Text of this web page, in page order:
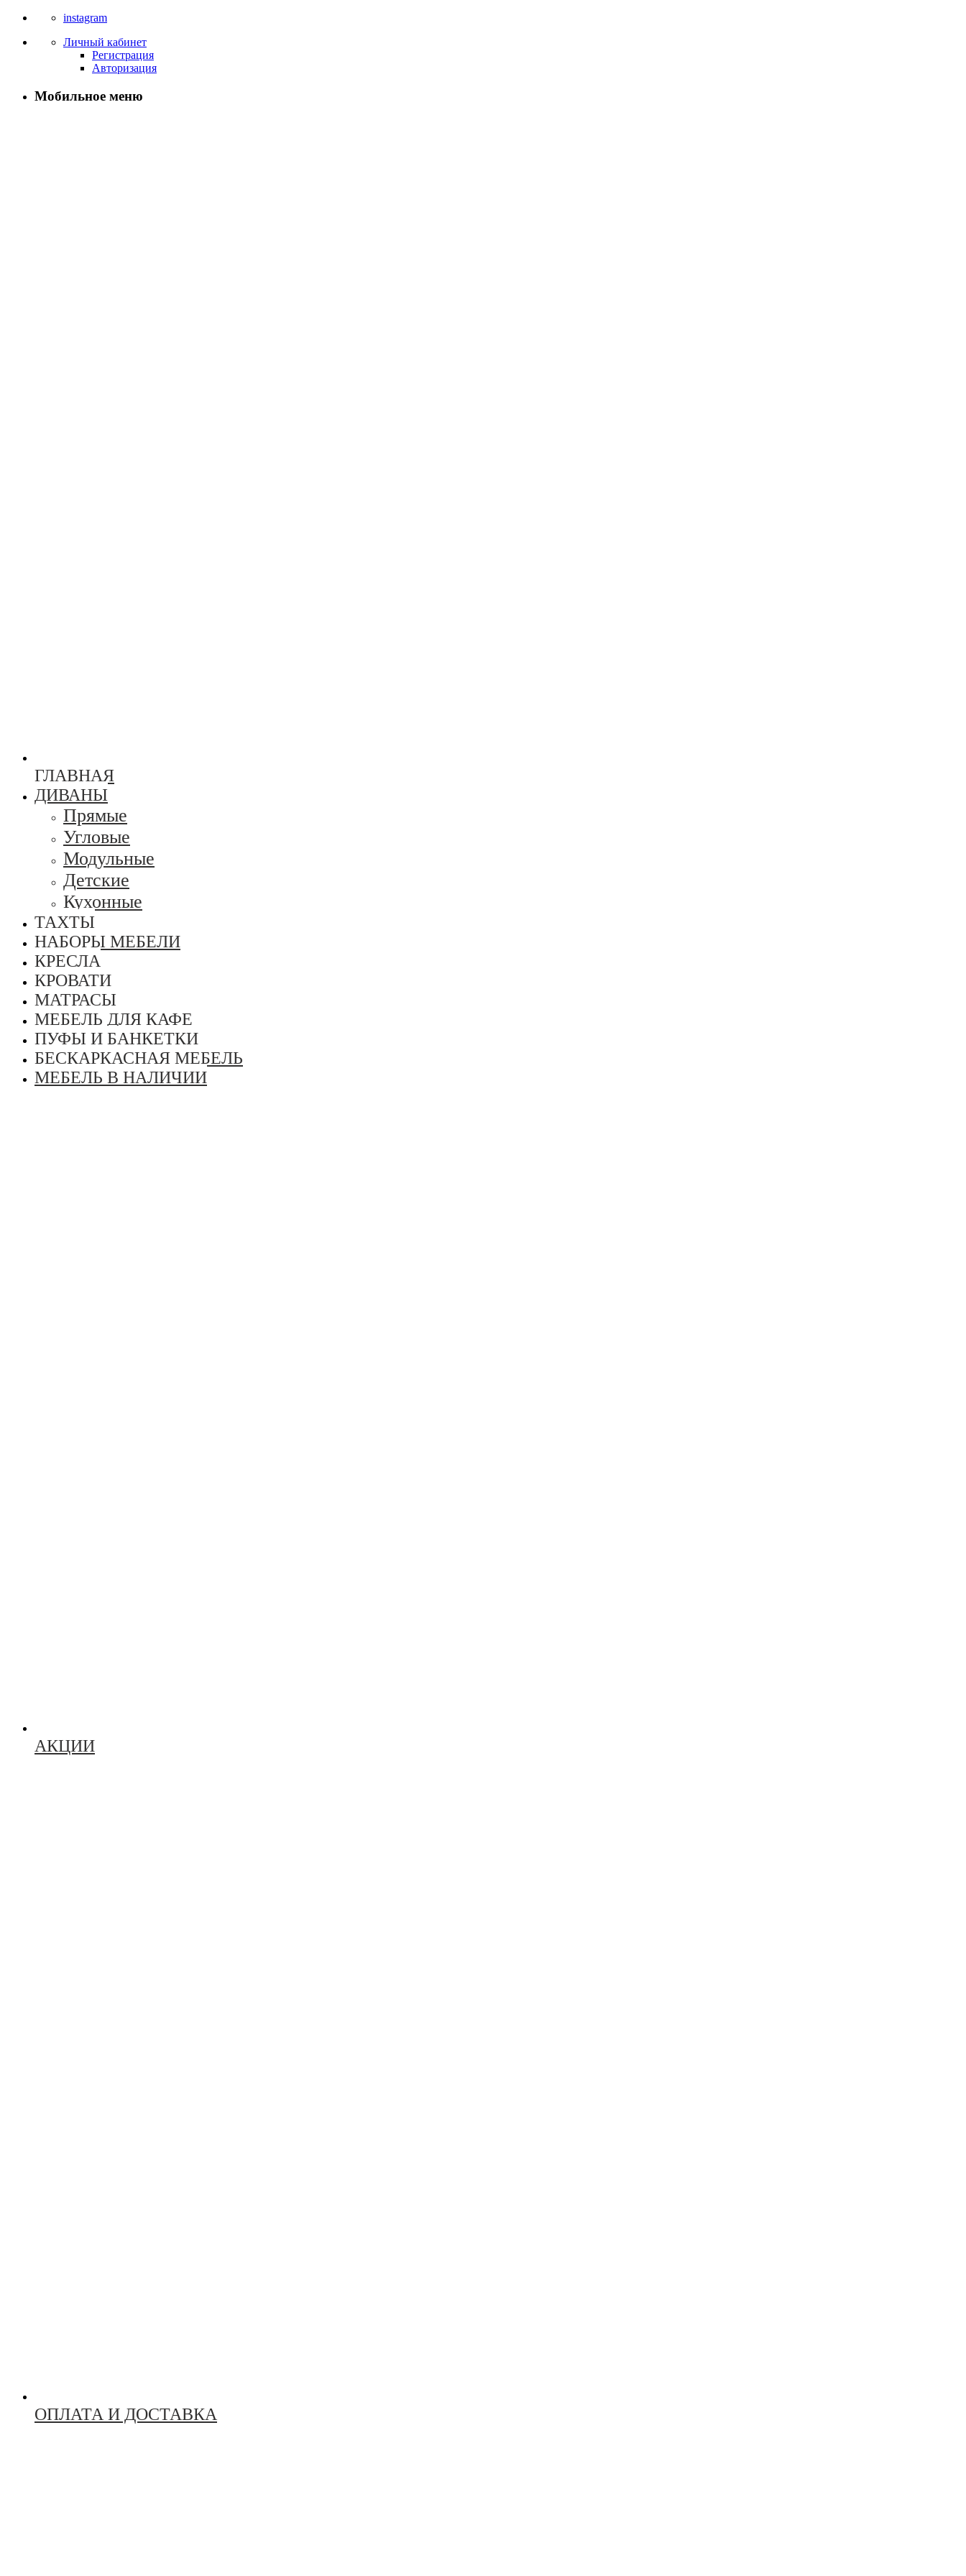
instagram
Личный кабинет
Регистрация
Авторизация
Мобильное меню
ГЛАВНАЯ
ДИВАНЫ
Прямые
Угловые
Модульные
Детские
Кухонные
ТАХТЫ
НАБОРЫ МЕБЕЛИ
КРЕСЛА
КРОВАТИ
МАТРАСЫ
МЕБЕЛЬ ДЛЯ КАФЕ
ПУФЫ И БАНКЕТКИ
БЕСКАРКАСНАЯ МЕБЕЛЬ
МЕБЕЛЬ В НАЛИЧИИ
АКЦИИ
ОПЛАТА И ДОСТАВКА